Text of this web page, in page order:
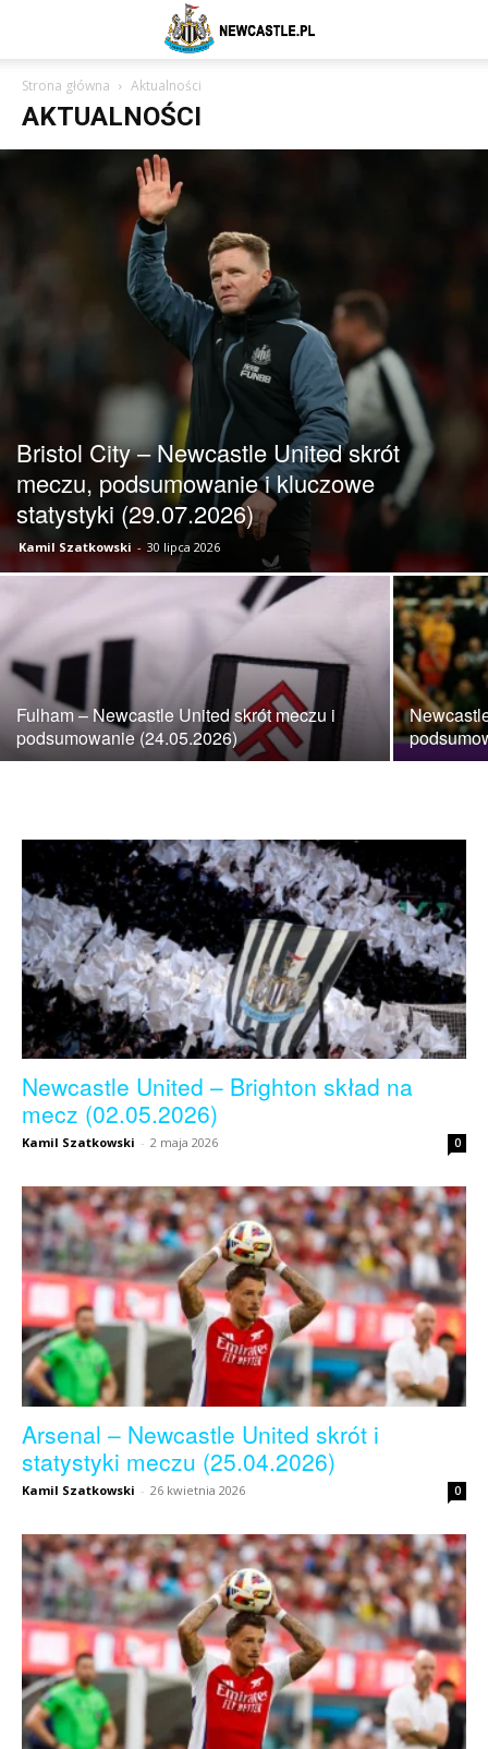
United
(transfery,
mecze,
Newcastle.pl
Strona główna Aktualności
AKTUALNOŚCI
Bristol City – Newcastle United skrót
meczu, podsumowanie i kluczowe
statystyki (29.07.2026)
Kamil Szatkowski - 30 lipca 2026
Fulham – Newcastle United skrót meczu i
podsumowanie (24.05.2026)
Newcastle United – Brighton skład na
mecz (02.05.2026)
Kamil Szatkowski - 2 maja 2026 0
Arsenal – Newcastle United skrót i
statystyki meczu (25.04.2026)
Kamil Szatkowski - 26 kwietnia 2026 0